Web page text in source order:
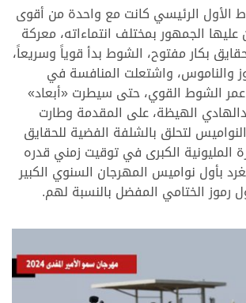
الأول الرئيسي كانت مع واحدة من أقوى
عليها الجمهور بمختلف انتماءاته، معركة
بكار مفتوح، الشوط بدأ قوياً وسريعاً،
والناموس، واشتعلت المنافسة في
عمر الشوط القوي، حتى سيطرت «أبعاد»
الهيظة، على المقدمة وطارت
لتحلق بالشلفة الفضية للحقايق
المليونية الكبرى في توقيت زمني قدره
لتغرد بأول نواميس المهرجان السنوي الكبير
رموز الختامي المفضل بالنسبة لهم.